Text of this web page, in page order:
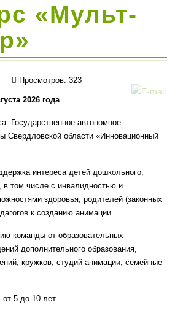
«Мульт-
Просмотров: 323
2026 года
Государственное автономное
Свердловской области «Инновационный
интереса детей дошкольного,
в том числе с инвалидностью и
здоровья, родителей (законных
к созданию анимации.
команды от образовательных
дополнительного образования,
кружков, студий анимации, семейные
от 5 до 10 лет.